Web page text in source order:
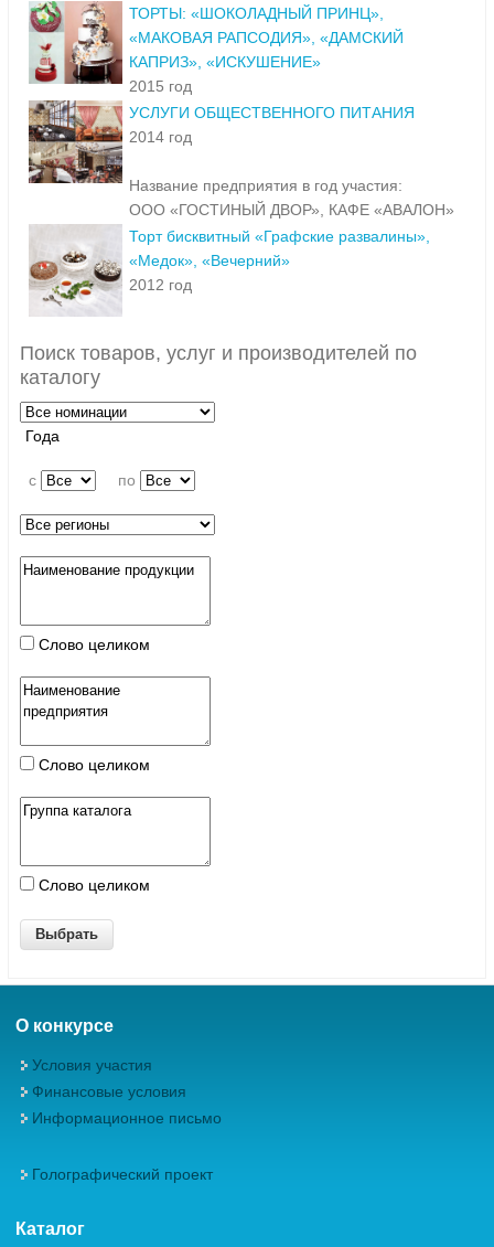
ТОРТЫ: «ШОКОЛАДНЫЙ ПРИНЦ»,
«МАКОВАЯ РАПСОДИЯ», «ДАМСКИЙ
КАПРИЗ», «ИСКУШЕНИЕ»
2015 год
УСЛУГИ ОБЩЕСТВЕННОГО ПИТАНИЯ
2014 год
Название предприятия в год участия:
ООО «ГОСТИНЫЙ ДВОР», КАФЕ «АВАЛОН»
Торт бисквитный «Графские развалины»,
«Медок», «Вечерний»
2012 год
Поиск товаров, услуг и производителей по
каталогу
Года
c по
Слово целиком
Слово целиком
Слово целиком
О конкурсе
Условия участия
Финансовые условия
Информационное письмо
Голографический проект
Каталог